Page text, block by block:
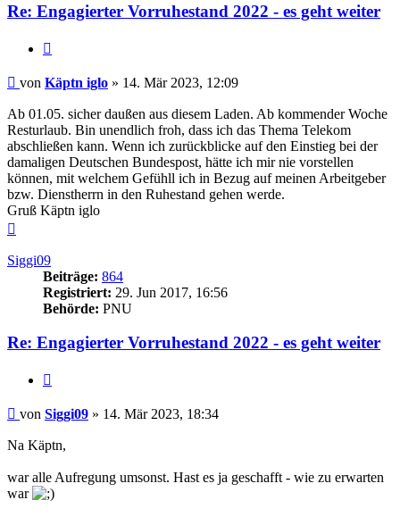
Re: Engagierter Vorruhestand 2022 - es geht weiter
Beitrag
von Käptn iglo » 14. Mär 2023, 12:09
Ab 01.05. sicher daußen aus diesem Laden. Ab kommender Woche
Resturlaub. Bin unendlich froh, dass ich das Thema Telekom
abschließen kann. Wenn ich zurückblicke auf den Einstieg bei der
damaligen Deutschen Bundespost, hätte ich mir nie vorstellen
können, mit welchem Gefühll ich in Bezug auf meinen Arbeitgeber
bzw. Dienstherrn in den Ruhestand gehen werde.
Gruß Käptn iglo
Siggi09
Beiträge: 864
Registriert: 29. Jun 2017, 16:56
Behörde: PNU
Re: Engagierter Vorruhestand 2022 - es geht weiter
Beitrag
von Siggi09 » 14. Mär 2023, 18:34
Na Käptn,
war alle Aufregung umsonst. Hast es ja geschafft - wie zu erwarten
war